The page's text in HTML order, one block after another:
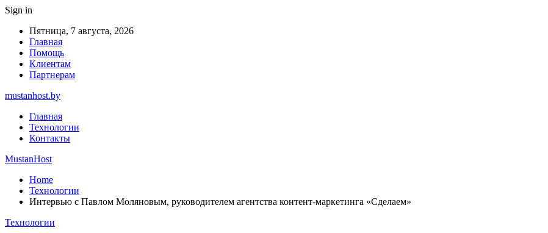
Sign in
Пятница, 7 августа, 2026
Главная
Помощь
Клиентам
Партнерам
mustanhost.by
Главная
Технологии
Контакты
MustanHost
Home
Технологии
Интервью с Павлом Моляновым, руководителем агентства контент-маркетинга «Сделаем»
Технологии